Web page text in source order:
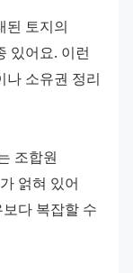
된 토지의
있어요. 이런
나 소유권 정리
조합원
얽혀 있어
다 복잡할 수